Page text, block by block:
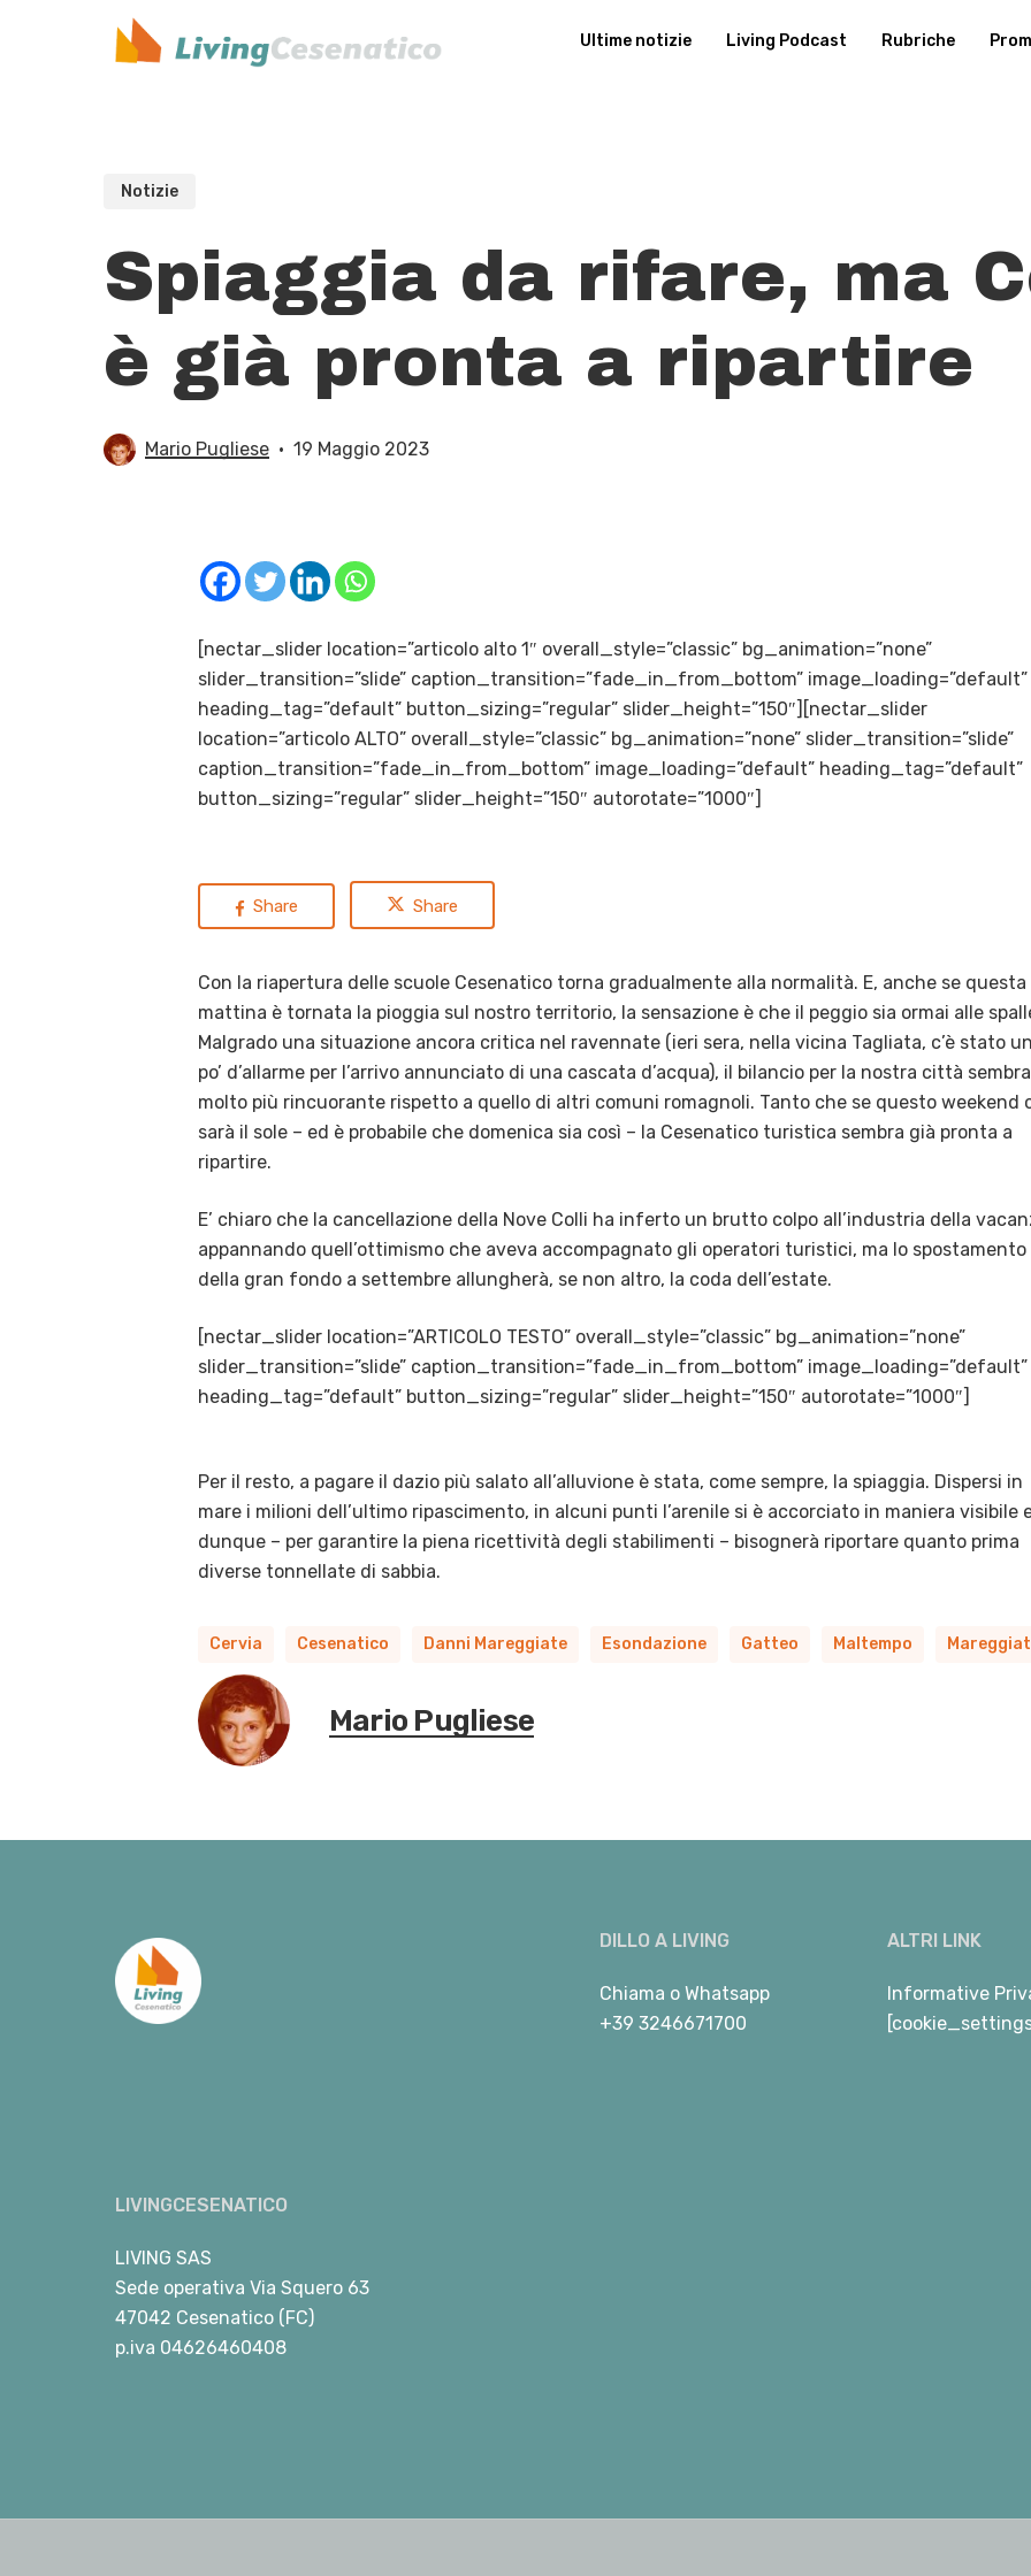
Ultime notizie Living Podcast Rubriche
Notizie
Spiaggia da rifare, ma
è già pronta a ripartire
Mario Pugliese 19 Maggio 2023
[nectar_slider location=”articolo alto 1″ overall_style=”classic” bg_animation=”none”
slider_transition=”slide” caption_transition=”fade_in_from_bottom” image_loading=”default”
heading_tag=”default” button_sizing=”regular” slider_height=”150″][nectar_slider
location=”articolo ALTO” overall_style=”classic” bg_animation=”none” slider_transition=”slide”
caption_transition=”fade_in_from_bottom” image_loading=”default” heading_tag=”default”
button_sizing=”regular” slider_height=”150″ autorotate=”1000″]
Share Share
Con la riapertura delle scuole Cesenatico torna gradualmente alla normalità. E, anche se questa
mattina è tornata la pioggia sul nostro territorio, la sensazione è che il peggio sia ormai alle
Malgrado una situazione ancora critica nel ravennate (ieri sera, nella vicina Tagliata, c’è stato un
po’ d’allarme per l’arrivo annunciato di una cascata d’acqua), il bilancio per la nostra città sembra
molto più rincuorante rispetto a quello di altri comuni romagnoli. Tanto che se questo weekend
sarà il sole – ed è probabile che domenica sia così – la Cesenatico turistica sembra già pronta a
ripartire.
E’ chiaro che la cancellazione della Nove Colli ha inferto un brutto colpo all’industria della
appannando quell’ottimismo che aveva accompagnato gli operatori turistici, ma lo spostamento
della gran fondo a settembre allungherà, se non altro, la coda dell’estate.
[nectar_slider location=”ARTICOLO TESTO” overall_style=”classic” bg_animation=”none”
slider_transition=”slide” caption_transition=”fade_in_from_bottom” image_loading=”default”
heading_tag=”default” button_sizing=”regular” slider_height=”150″ autorotate=”1000″]
Per il resto, a pagare il dazio più salato all’alluvione è stata, come sempre, la spiaggia. Dispersi in
mare i milioni dell’ultimo ripascimento, in alcuni punti l’arenile si è accorciato in maniera visibile
dunque – per garantire la piena ricettività degli stabilimenti – bisognerà riportare quanto prima
diverse tonnellate di sabbia.
Cervia Cesenatico Danni Mareggiate Esondazione Gatteo Maltempo
Mario Pugliese
LIVINGCESENATICO
LIVING SAS
Sede operativa Via Squero 63
47042 Cesenatico (FC)
p.iva 04626460408
DILLO A LIVING
Chiama o Whatsapp
+39 3246671700
ALTRI LINK
Informative